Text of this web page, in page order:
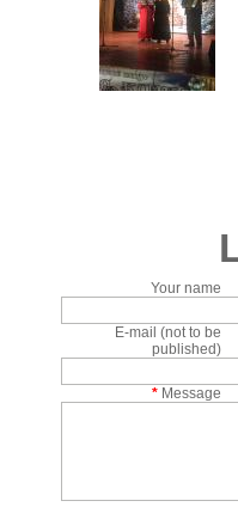
Your name
E-mail (not to be
published)
* Message